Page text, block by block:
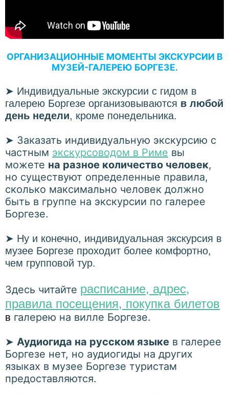
ОРГАНИЗАЦИОННЫЕ МОМЕНТЫ ЭКСКУРСИИ В
МУЗЕЙ-ГАЛЕРЕЮ БОРГЕЗЕ.
➤ Индивидуальные экскурсии с гидом в
галерею Боргезе организовываются в любой
день недели, кроме понедельника.
➤ Заказать индивидуальную экскурсию с
частным экскурсоводом в Риме вы
можете на разное количество человек,
но существуют определенные правила,
сколько максимально человек должно
быть в группе на экскурсии по галерее
Боргезе.
➤ Ну и конечно, индивидуальная экскурсия в
музее Боргезе проходит более комфортно,
чем групповой тур.
Здесь читайте расписание, адрес,
правила посещения, покупка билетов
в галерею на вилле Боргезе.
➤ Аудиогида на русском языке в галерее
Боргезе нет, но аудиогиды на других
языках в музее Боргезе туристам
предоставляются.